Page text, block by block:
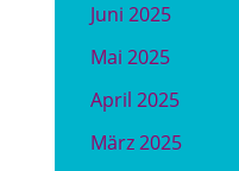
Juni 2025
Mai 2025
April 2025
März 2025